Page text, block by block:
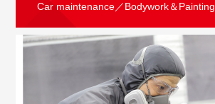
Car maintenance／Bodywork＆Painting